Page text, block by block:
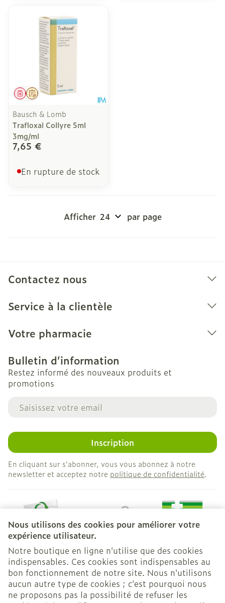
Nous utilisons des cookies pour améliorer votre
expérience utilisateur.
Notre boutique en ligne n'utilise que des cookies
indispensables. Ces cookies sont indispensables au
bon fonctionnement de notre site. Nous n'utilisons
aucun autre type de cookies ; c'est pourquoi nous
ne proposons pas la possibilité de refuser les
Sur prescription
Médicament
Bausch & Lomb
Trafloxal Collyre 5ml
3mg/ml
7,65 €
En rupture de stock
Afficher par page
Contactez nous
Service à la clientèle
Votre pharmacie
Bulletin d’information
Restez informé des nouveaux produits et
promotions
Adresse mail
Inscription
En cliquant sur s'abonner, vous vous abonnez à notre
newsletter et acceptez notre politique de confidentialité.
Liens légaux